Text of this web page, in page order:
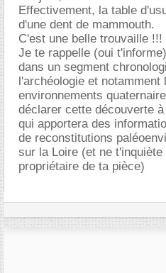
Effectivement, la table
d'une dent de mammouth.
C'est une belle trouvaille !!!
Je te rappelle (oui
dans un segment
l'archéologie et
environnements
déclarer cette découverte
qui apportera des
de reconstitutions
sur la Loire (et ne
propriétaire de ta pièce)